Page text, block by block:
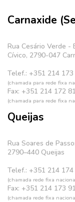
Carnaxide
Rua Cesário Verde -
Cívico, 2790-047
Telef.: +351 214
(chamada para rede fixa
Fax: +351 214 172
(chamada para rede fixa
Queijas
Rua Soares de
2790–440 Queijas
Telef.: +351 214 174
(chamada rede fixa
Fax: +351 214 173
(chamada rede fixa